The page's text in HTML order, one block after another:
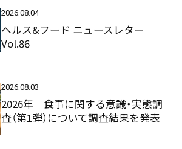
2026.08.04
ヘルス&フード ニュースレター
Vol.86
2026.08.03
2026年 食事に関する意識・実態調
査（第1弾）について調査結果を発表